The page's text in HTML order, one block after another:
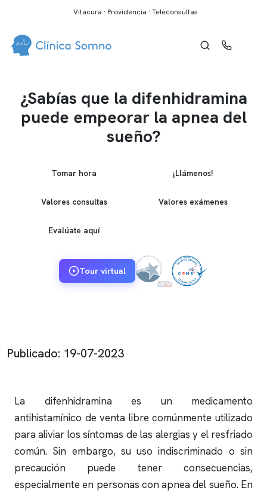
Vitacura · Providencia · Teleconsultas
¿Sabías que la difenhidramina
puede empeorar la apnea del
sueño?
Tomar hora ¡Llámenos!
Valores consultas Valores exámenes
Evalúate aquí
Tour virtual
Publicado: 19-07-2023
La difenhidramina es un medicamento
antihistamínico de venta libre comúnmente utilizado
para aliviar los síntomas de las alergias y el resfriado
común. Sin embargo, su uso indiscriminado o sin
precaución puede tener consecuencias,
especialmente en personas conapnea del sueño. En